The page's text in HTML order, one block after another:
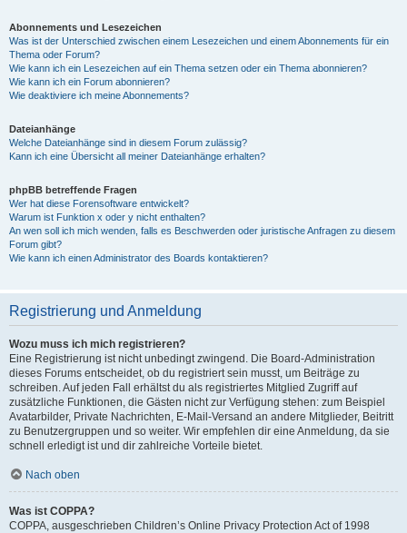
Abonnements und Lesezeichen
Was ist der Unterschied zwischen einem Lesezeichen und einem Abonnements für ein
Thema oder Forum?
Wie kann ich ein Lesezeichen auf ein Thema setzen oder ein Thema abonnieren?
Wie kann ich ein Forum abonnieren?
Wie deaktiviere ich meine Abonnements?
Dateianhänge
Welche Dateianhänge sind in diesem Forum zulässig?
Kann ich eine Übersicht all meiner Dateianhänge erhalten?
phpBB betreffende Fragen
Wer hat diese Forensoftware entwickelt?
Warum ist Funktion x oder y nicht enthalten?
An wen soll ich mich wenden, falls es Beschwerden oder juristische Anfragen zu diesem
Forum gibt?
Wie kann ich einen Administrator des Boards kontaktieren?
Registrierung und Anmeldung
Wozu muss ich mich registrieren?
Eine Registrierung ist nicht unbedingt zwingend. Die Board-Administration
dieses Forums entscheidet, ob du registriert sein musst, um Beiträge zu
schreiben. Auf jeden Fall erhältst du als registriertes Mitglied Zugriff auf
zusätzliche Funktionen, die Gästen nicht zur Verfügung stehen: zum Beispiel
Avatarbilder, Private Nachrichten, E-Mail-Versand an andere Mitglieder, Beitritt
zu Benutzergruppen und so weiter. Wir empfehlen dir eine Anmeldung, da sie
schnell erledigt ist und dir zahlreiche Vorteile bietet.
Nach oben
Was ist COPPA?
COPPA, ausgeschrieben Children’s Online Privacy Protection Act of 1998